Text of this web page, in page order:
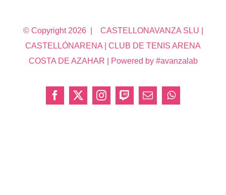
© Copyright 2026 | CASTELLONAVANZA SLU |
CASTELLÓNARENA | CLUB DE TENIS ARENA
COSTA DE AZAHAR | Powered by #avanzalab
Facebook
X InstagramTwitchCorreoWhatsApp